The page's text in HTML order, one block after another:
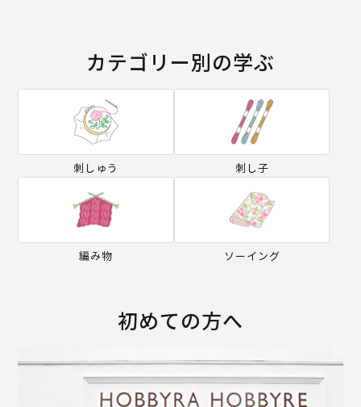
カテゴリー別の学ぶ
刺しゅう 刺し子
編み物 ソーイング
初めての方へ